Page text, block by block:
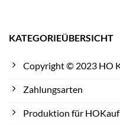
KATEGORIEÜBERSICHT
Copyright © 2023 HO
Zahlungsarten
Produktion für